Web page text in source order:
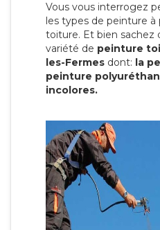
Vous vous interrogez
les types de peinture à
toiture. Et bien sachez
variété de peinture
les-Fermes dont: la
peinture
incolores.